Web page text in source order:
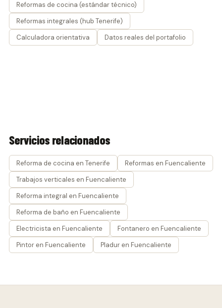
Reformas de cocina (estándar técnico)
Reformas integrales (hub Tenerife)
Calculadora orientativa
Datos reales del portafolio
Servicios relacionados
Reforma de cocina en Tenerife
Reformas en Fuencaliente
Trabajos verticales en Fuencaliente
Reforma integral en Fuencaliente
Reforma de baño en Fuencaliente
Electricista en Fuencaliente
Fontanero en Fuencaliente
Pintor en Fuencaliente
Pladur en Fuencaliente